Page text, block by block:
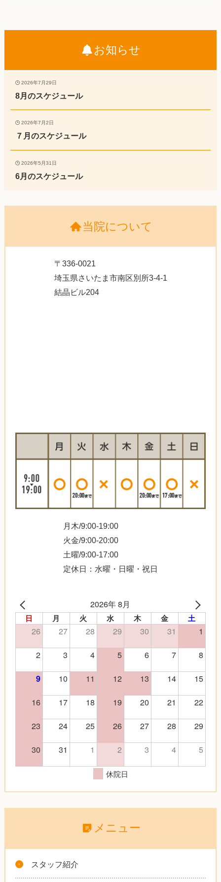
お知らせ
2026年7月29日
8月のスケジュール
2026年7月2日
７月のスケジュール
2026年5月31日
6月のスケジュール
当院について
〒336-0021
埼玉県さいたま市南区別所3-4-1
結晶ビル204
月木/9:00-19:00
火金/9:00-20:00
土曜/9:00-17:00
定休日：水曜・日曜・祝日
2026年 8月
日 月 火 水 木 金 土
26 27 28 29 30 31
1
2
3 4 5 6 7 8
9 10 11 12 13 14
15
16
17 18 19 20 21
22
23
24 25 26 27 28
29
30
31 1 2 3 4 5
休院日
メニュー
スタッフ紹介